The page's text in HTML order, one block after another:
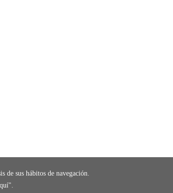
de sus hábitos de navegación.
".